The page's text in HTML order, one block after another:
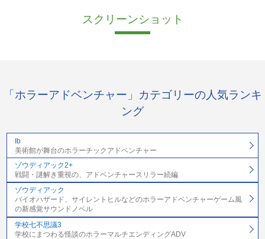
スクリーンショット
「ホラーアドベンチャー」カテゴリーの人気ランキ
ング
Ib
美術館が舞台のホラーチックアドベンチャー
ゾウディアック2+
戦闘・謎解き重視の、アドベンチャースリラー続編
ゾウディアック
バイオハザード、サイレントヒルなどのホラーアドベンチャーゲーム風
の新感覚サウンドノベル
学校七不思議3
学校にまつわる怪談のホラーマルチエンディングADV